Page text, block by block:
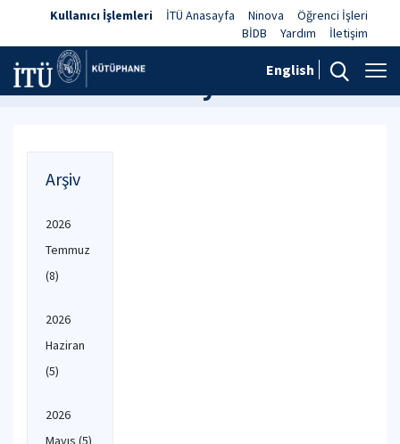
Kullanıcı İşlemleri İTÜ Anasayfa Ninova
Öğrenci İşleri
BİDB
Yardım İletişim
English
Haberler ve Duyurular
Arşiv
2026
Temmuz
(8)
2026
Haziran
(5)
2026
Mayıs (5)